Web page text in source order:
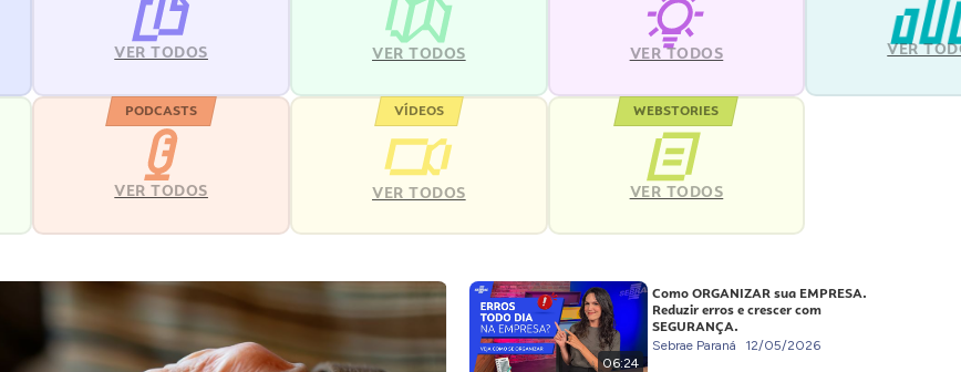
VER TODOS VER TODOS VER TODOS VER
PODCASTS
VER TODOS
VÍDEOS
VER TODOS
WEBSTORIES
VER TODOS
06:24
Como ORGANIZAR sua EMPRESA.
Reduzir erros e crescer com
SEGURANÇA.
Sebrae Paraná 12/05/2026